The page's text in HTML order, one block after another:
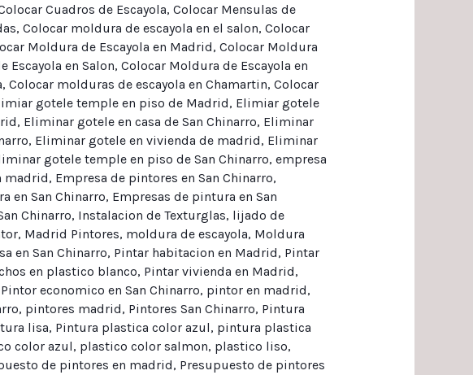
Cuadros de Escayola, Colocar Mensulas de
, Colocar moldura de escayola en el salon, Colocar
Moldura de Escayola en Madrid, Colocar Moldura
Escayola en Salon, Colocar Moldura de Escayola en
, Colocar molduras de escayola en Chamartin, Colocar
gotele temple en piso de Madrid, Elimiar gotele
, Eliminar gotele en casa de San Chinarro, Eliminar
, Eliminar gotele en vivienda de madrid, Eliminar
gotele temple en piso de San Chinarro, empresa
madrid, Empresa de pintores en San Chinarro,
en San Chinarro, Empresas de pintura en San
Chinarro, Instalacion de Texturglas, lijado de
, Madrid Pintores, moldura de escayola, Moldura
en San Chinarro, Pintar habitacion en Madrid, Pintar
en plastico blanco, Pintar vivienda en Madrid,
Pintor economico en San Chinarro, pintor en madrid,
, pintores madrid, Pintores San Chinarro, Pintura
lisa, Pintura plastica color azul, pintura plastica
color azul, plastico color salmon, plastico liso,
de pintores en madrid, Presupuesto de pintores